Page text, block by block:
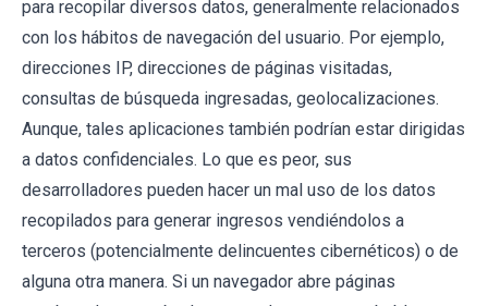
para recopilar diversos datos, generalmente relacionados
con los hábitos de navegación del usuario. Por ejemplo,
direcciones IP, direcciones de páginas visitadas,
consultas de búsqueda ingresadas, geolocalizaciones.
Aunque, tales aplicaciones también podrían estar dirigidas
a datos confidenciales. Lo que es peor, sus
desarrolladores pueden hacer un mal uso de los datos
recopilados para generar ingresos vendiéndolos a
terceros (potencialmente delincuentes cibernéticos) o de
alguna otra manera. Si un navegador abre páginas